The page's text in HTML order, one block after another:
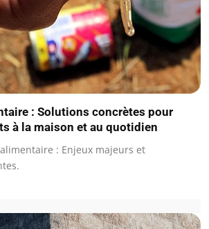
: Solutions concrètes pour
à la maison et au quotidien
alimentaire : Enjeux majeurs et